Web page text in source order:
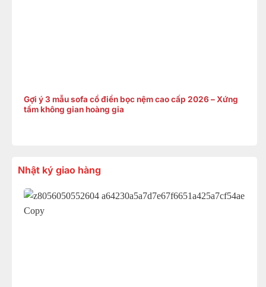
Gợi ý 3 mẫu sofa cổ điển bọc nệm cao cấp 2026 – Xứng
tầm không gian hoàng gia
Nhật ký giao hàng